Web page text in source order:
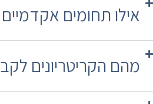
אילו תחומים
מהם הקריטריונים